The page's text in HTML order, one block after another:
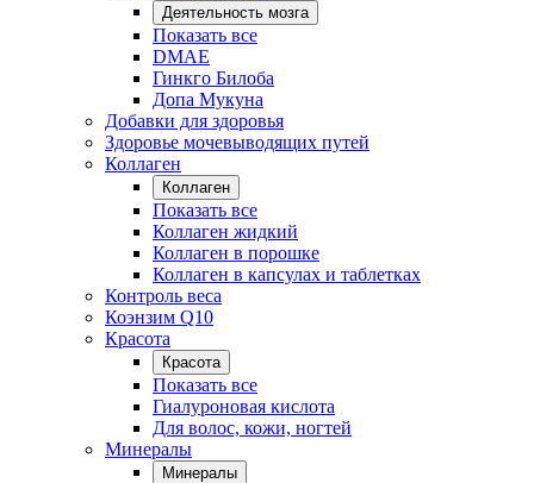
Деятельность мозга
Показать все
DMAE
Гинкго Билоба
Допа Мукуна
Добавки для здоровья
Здоровье мочевыводящих путей
Коллаген
Коллаген
Показать все
Коллаген жидкий
Коллаген в порошке
Коллаген в капсулах и таблетках
Контроль веса
Коэнзим Q10
Красота
Красота
Показать все
Гиалуроновая кислота
Для волос, кожи, ногтей
Минералы
Минералы